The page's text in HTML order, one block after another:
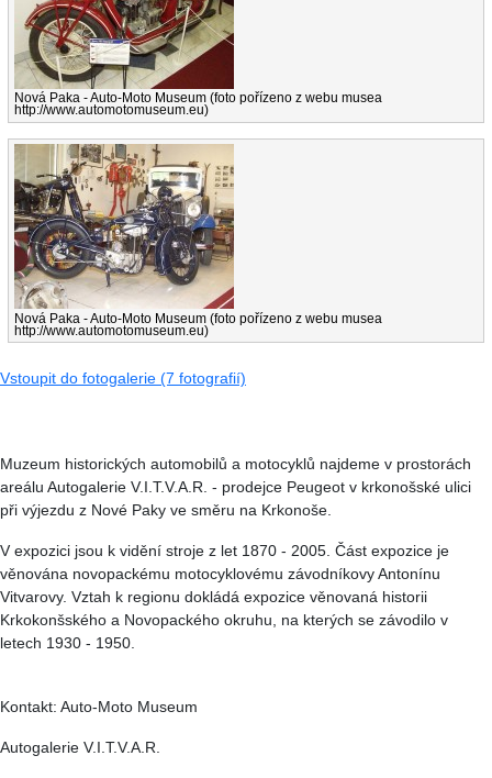
Nová Paka - Auto-Moto Museum (foto pořízeno z webu musea
http://www.automotomuseum.eu)
Nová Paka - Auto-Moto Museum (foto pořízeno z webu musea
http://www.automotomuseum.eu)
Vstoupit do fotogalerie (7 fotografií)
Muzeum historických automobilů a motocyklů najdeme v prostorách
areálu Autogalerie V.I.T.V.A.R. - prodejce Peugeot v krkonošské ulici
při výjezdu z Nové Paky ve směru na Krkonoše.
V expozici jsou k vidění stroje z let 1870 - 2005. Část expozice je
věnována novopackému motocyklovému závodníkovy Antonínu
Vitvarovy. Vztah k regionu dokládá expozice věnovaná historii
Krkokonšského a Novopackého okruhu, na kterých se závodilo v
letech 1930 - 1950.
Kontakt: Auto-Moto Museum
Autogalerie V.I.T.V.A.R.